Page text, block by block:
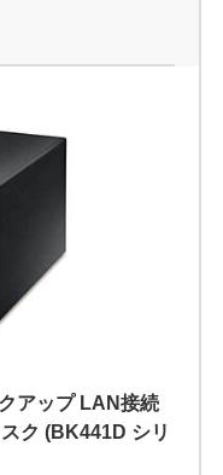
アップ LAN接続
ク (BK441D シリ